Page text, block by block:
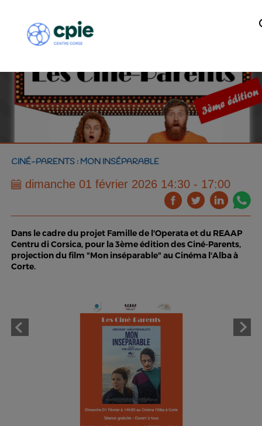
CINÉ-PARENTS : MON INSÉPARABLE
dimanche 01 février 2026 14:30 - 17:00
Dans le cadre du projet Famille de l'Operata et du REAAP
Centru di Corsica, pour la 3ème édition des Ciné-Parents,
projection du film "Mon inséparable" au Cinéma l'Alba à
Corte.